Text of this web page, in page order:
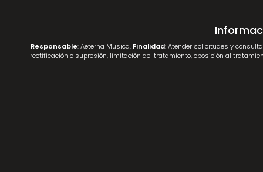
Responsable: Aeterna Musica. Finalidad: Atender solicitudes y
rectificación o supresión, limitación del tratamiento, oposición al